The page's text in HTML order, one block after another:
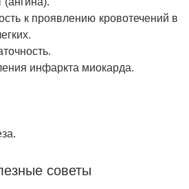
к проявлению кровотечений в
инфаркта миокарда.
советы